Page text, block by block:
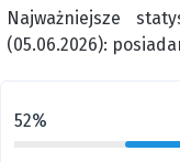
Najważniejsze
(05.06.2026):
52%